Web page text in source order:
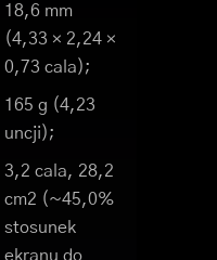
18,6 mm
(4,33 × 2,24 ×
0,73 cala);
165 g (4,23
uncji);
3,2 cala, 28,2
cm2 (~45,0%
stosunek
ekranu do